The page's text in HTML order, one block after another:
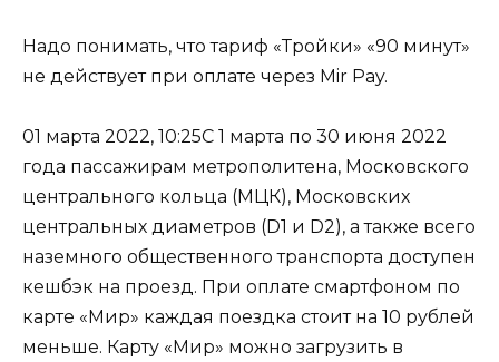
Надо понимать, что тариф «Тройки» «90 минут»
не действует при оплате через Mir Pay.
01 марта 2022, 10:25С 1 марта по 30 июня 2022
года пассажирам метрополитена, Московского
центрального кольца (МЦК), Московских
центральных диаметров (D1 и D2), а также всего
наземного общественного транспорта доступен
кешбэк на проезд. При оплате смартфоном по
карте «Мир» каждая поездка стоит на 10 рублей
меньше. Карту «Мир» можно загрузить в